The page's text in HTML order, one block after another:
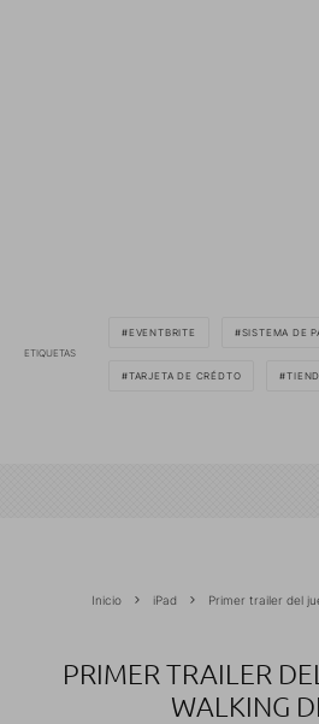
ETIQUETAS
EVENTBRITE SISTEMA DE
TARJETA DE CRÉDTO
Inicio iPad Primer trailer del
PRIMER TRAILER
WALKING